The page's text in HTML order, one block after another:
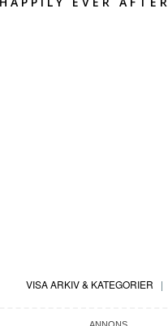
VISA ARKIV & KATEGORIER |